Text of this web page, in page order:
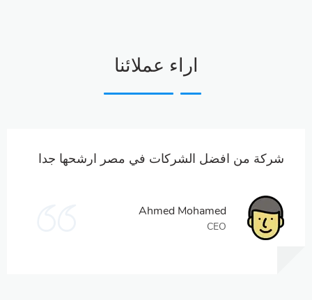
اراء عملائنا
شركة من افضل الشركات في مصر ارشحها جدا
Ahmed Mohamed
CEO